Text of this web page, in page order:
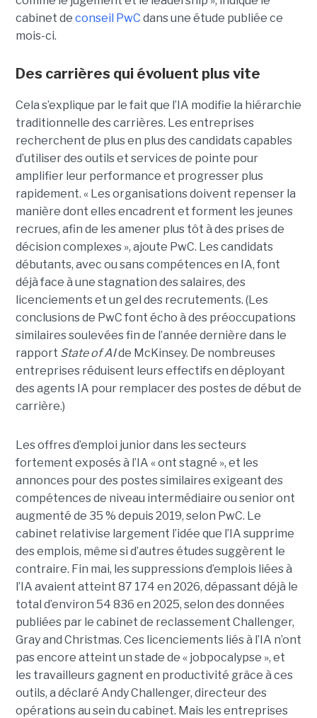
cabinet de conseil PwC dans une étude publiée ce
mois-ci.
Des carrières qui évoluent plus vite
Cela s’explique par le fait que l’IA modifie la hiérarchie
traditionnelle des carrières. Les entreprises
recherchent de plus en plus des candidats capables
d’utiliser des outils et services de pointe pour
amplifier leur performance et progresser plus
rapidement. « Les organisations doivent repenser la
manière dont elles encadrent et forment les jeunes
recrues, afin de les amener plus tôt à des prises de
décision complexes », ajoute PwC. Les candidats
débutants, avec ou sans compétences en IA, font
déjà face à une stagnation des salaires, des
licenciements et un gel des recrutements. (Les
conclusions de PwC font écho à des préoccupations
similaires soulevées fin de l’année dernière dans le
rapport State of AIde McKinsey. De nombreuses
entreprises réduisent leurs effectifs en déployant
des agents IA pour remplacer des postes de début de
carrière.)
Les offres d’emploi junior dans les secteurs
fortement exposés à l’IA « ont stagné », et les
annonces pour des postes similaires exigeant des
compétences de niveau intermédiaire ou senior ont
augmenté de 35 % depuis 2019, selon PwC. Le
cabinet relativise largement l’idée que l’IA supprime
des emplois, même si d’autres études suggèrent le
contraire. Fin mai, les suppressions d’emplois liées à
l’IA avaient atteint 87 174 en 2026, dépassant déjà le
total d’environ 54 836 en 2025, selon des données
publiées par le cabinet de reclassement Challenger,
Gray and Christmas. Ces licenciements liés à l’IA n’ont
pas encore atteint un stade de « jobpocalypse », et
les travailleurs gagnent en productivité grâce à ces
outils, a déclaré Andy Challenger, directeur des
opérations au sein du cabinet. Mais les entreprises